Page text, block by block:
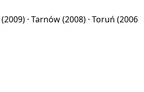
(2009) · Tarnów(2008) · Toruń (2006